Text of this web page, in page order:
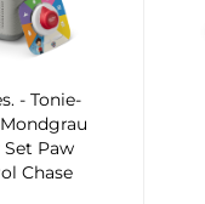
- To­nie­
Set Paw
Chase